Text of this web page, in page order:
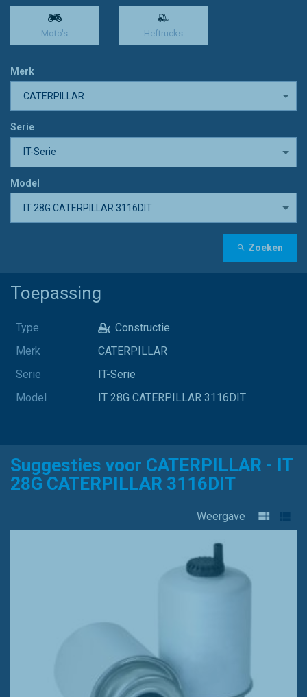
Moto's Heftrucks
Merk
CATERPILLAR
Serie
IT-Serie
Model
IT 28G CATERPILLAR 3116DIT
Zoeken
Toepassing
Type
Constructie
Merk
CATERPILLAR
Serie
IT-Serie
Model
IT 28G CATERPILLAR 3116DIT
Suggesties voor CATERPILLAR - IT
28G CATERPILLAR 3116DIT
Weergave